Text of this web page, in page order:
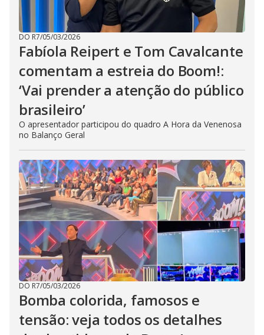
DO R7/05/03/2026
Fabíola Reipert e Tom Cavalcante
comentam a estreia do Boom!:
‘Vai prender a atenção do público
brasileiro’
O apresentador participou do quadro A Hora da Venenosa
no Balanço Geral
DO R7/05/03/2026
Bomba colorida, famosos e
tensão: veja todos os detalhes